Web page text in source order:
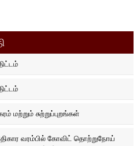
மற்றும் சுற்றுப்புறங்கள்
வரம்பில் கோவிட் தொற்றுநோய்